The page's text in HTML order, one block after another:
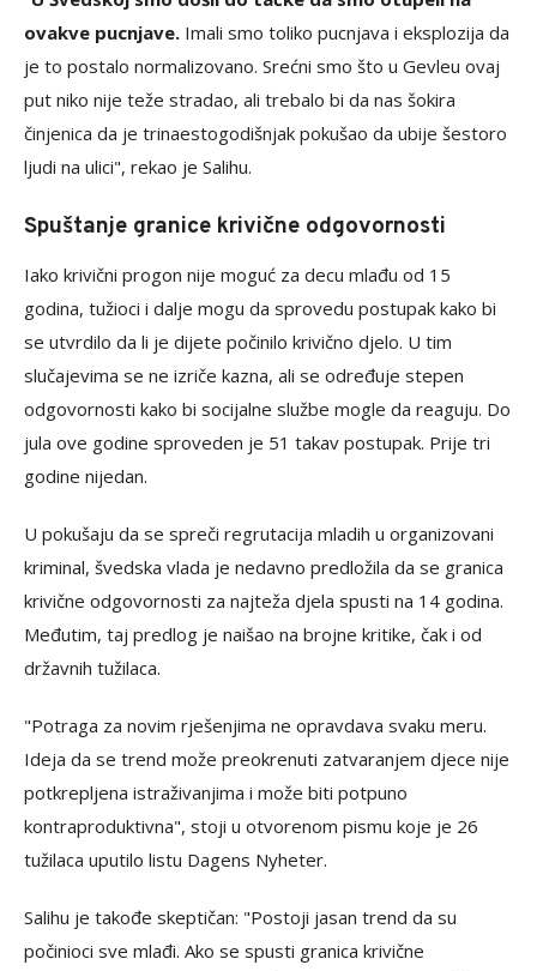
ovakve pucnjave. Imali smo toliko pucnjava i eksplozija da
je to postalo normalizovano. Srećni smo što u Gevleu ovaj
put niko nije teže stradao, ali trebalo bi da nas šokira
činjenica da je trinaestogodišnjak pokušao da ubije šestoro
ljudi na ulici", rekao je Salihu.
Spuštanje granice krivične odgovornosti
Iako krivični progon nije moguć za decu mlađu od 15
godina, tužioci i dalje mogu da sprovedu postupak kako bi
se utvrdilo da li je dijete počinilo krivično djelo. U tim
slučajevima se ne izriče kazna, ali se određuje stepen
odgovornosti kako bi socijalne službe mogle da reaguju. Do
jula ove godine sproveden je 51 takav postupak. Prije tri
godine nijedan.
U pokušaju da se spreči regrutacija mladih u organizovani
kriminal, švedska vlada je nedavno predložila da se granica
krivične odgovornosti za najteža djela spusti na 14 godina.
Međutim, taj predlog je naišao na brojne kritike, čak i od
državnih tužilaca.
"Potraga za novim rješenjima ne opravdava svaku meru.
Ideja da se trend može preokrenuti zatvaranjem djece nije
potkrepljena istraživanjima i može biti potpuno
kontraproduktivna", stoji u otvorenom pismu koje je 26
tužilaca uputilo listu Dagens Nyheter.
Salihu je takođe skeptičan: "Postoji jasan trend da su
počinioci sve mlađi. Ako se spusti granica krivične